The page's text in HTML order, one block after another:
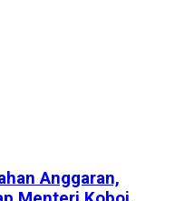
Anggaran,